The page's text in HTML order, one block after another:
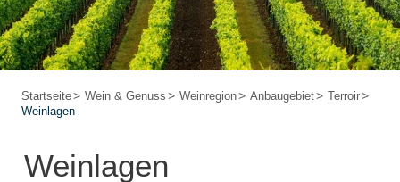
Startseite Wein & Genuss Weinregion Anbaugebiet
Terroir
Weinlagen
Weinlagen